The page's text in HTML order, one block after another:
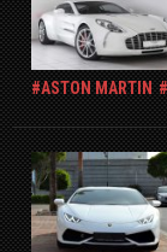
ASTON MARTIN